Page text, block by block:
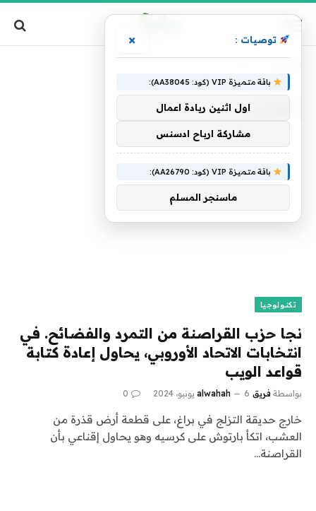
تكنولوجيا
نجا حزب القراصنة من التمرد والفضائح. في
انتخابات الاتحاد الأوروبي، يحاول إعادة كتابة
قواعد الويب
بواسطة فريق alwahah 6 يونيو، 2024 0
خارج حديقة التزلج في براغ، على قطعة أرض قذرة من
العشب، اتكأ بارتوش على كرسيه وهو يحاول إقناعي بأن
القراصنة…
توصيات : ×
باقة متميزة VIP (كود: AA38045):
اول اثنين ريادة اعمال
مشاركة ارباح ادسنس
باقة متميزة VIP (كود: AA26790):
ماسنجر المسلم